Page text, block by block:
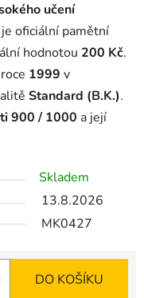
učení
je oficiální pamětní
hodnotou 200 Kč.
1999 v
Standard (B.K.).
900 / 1000 a její
Skladem
13.8.2026
MK0427
DO KOŠÍKU